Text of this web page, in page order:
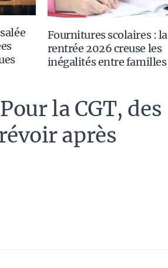
Fournitures scolaires : la
rentrée 2026 creuse les
inégalités entre familles
la CGT, des
après